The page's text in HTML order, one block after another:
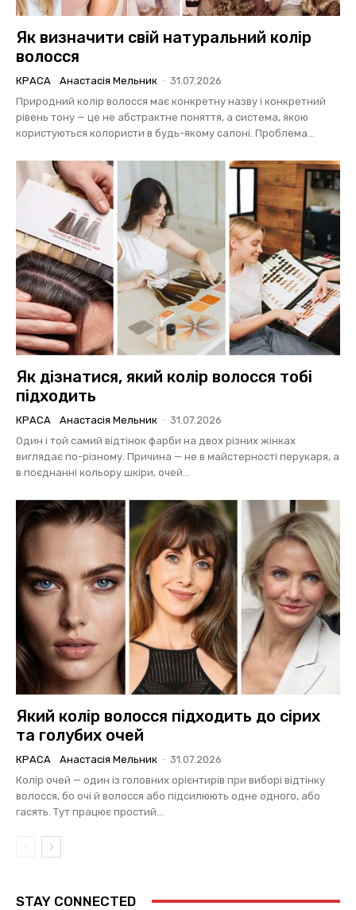
Як визначити свій натуральний колір
волосся
КРАСА Анастасія Мельник - 31.07.2026
Природний колір волосся має конкретну назву і конкретний
рівень тону — це не абстрактне поняття, а система, якою
користуються колористи в будь-якому салоні. Проблема...
Як дізнатися, який колір волосся тобі
підходить
КРАСА Анастасія Мельник - 31.07.2026
Один і той самий відтінок фарби на двох різних жінках
виглядає по-різному. Причина — не в майстерності перукаря, а
в поєднанні кольору шкіри, очей...
Який колір волосся підходить до сірих
та голубих очей
КРАСА Анастасія Мельник - 31.07.2026
Колір очей — один із головних орієнтирів при виборі відтінку
волосся, бо очі й волосся або підсилюють одне одного, або
гасять. Тут працює простий...
STAY CONNECTED